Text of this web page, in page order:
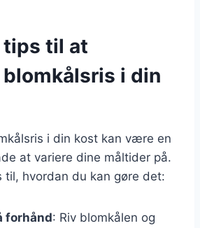
tips til at
i din
i din kost kan være en
at variere dine måltider på.
til, hvordan du kan gøre det:
forhånd: Riv blomkålen og